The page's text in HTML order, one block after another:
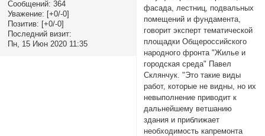
Сообщений: 364
Уважение: [+0/-0]
Позитив: [+0/-0]
Последний визит:
Пн, 15 Июн 2020 11:35
фасада, лестниц, подвальных
помещений и фундамента,
говорит эксперт тематической
площадки Общероссийского
народного фронта "Жилье и
городская среда" Павел
Склянчук. "Это такие виды
работ, которые не видны, но их
невыполнение приводит к
дальнейшему ветшанию
здания и приближает
необходимость капремонта